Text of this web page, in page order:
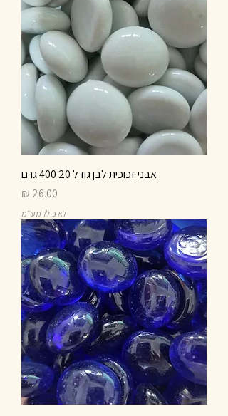
אבני זכוכית לבן גודל 20 400 גרם
מחיר
לא כולל מע״מ